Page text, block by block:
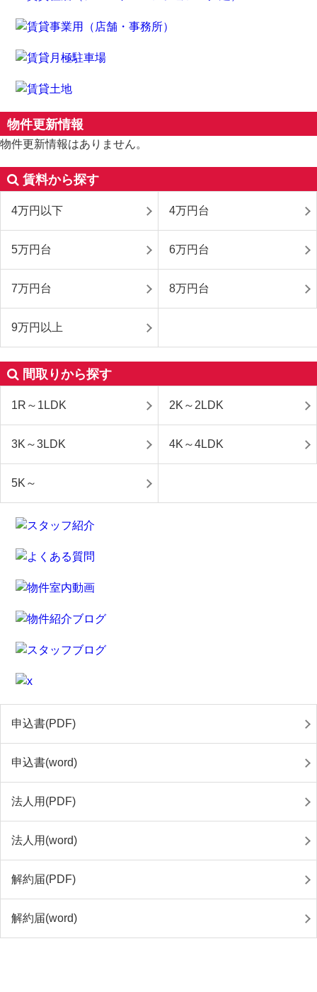
物件更新情報
物件更新情報はありません。
賃料から探す
4万円以下 4万円台
5万円台 6万円台
7万円台 8万円台
9万円以上
間取りから探す
1R～1LDK 2K～2LDK
3K～3LDK 4K～4LDK
5K～
申込書(PDF)
申込書(word)
法人用(PDF)
法人用(word)
解約届(PDF)
解約届(word)